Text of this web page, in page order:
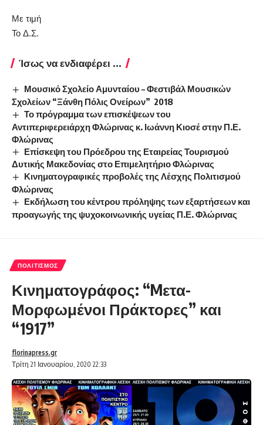
Με τιμή
Το Δ.Σ.
Ίσως να ενδιαφέρει ...
Μουσικό Σχολείο Αμυνταίου – Φεστιβάλ Μουσικών
Σχολείων “Ξάνθη Πόλις Ονείρων” 2018
Το πρόγραμμα των επισκέψεων του
Αντιπεριφερειάρχη Φλώρινας κ. Ιωάννη Κιοσέ στην Π.Ε.
Φλώρινας
Επίσκεψη του Πρόεδρου της Εταιρείας Τουρισμού
Δυτικής Μακεδονίας στο Επιμελητήριο Φλώρινας
Κινηματογραφικές προβολές της Λέσχης Πολιτισμού
Φλώρινας
Εκδήλωση του κέντρου πρόληψης των εξαρτήσεων και
προαγωγής της ψυχοκοινωνικής υγείας Π.Ε. Φλώρινας
ΠΟΛΙΤΙΣΜΌΣ
Κινηματογράφος: “Mετα-
Μορφωμένοι Πράκτορες” και
“1917”
Τρίτη 21 Ιανουαρίου, 2020 22:33
florinapress.gr